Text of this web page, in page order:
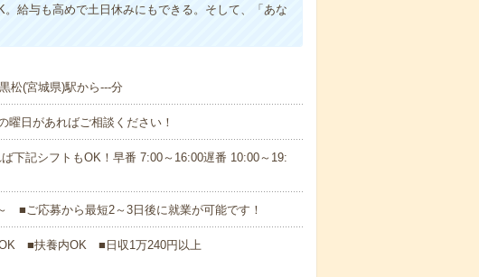
給与も高めで土日休みにもできる。そして、「あな
松(宮城県)駅から---分
日があればご相談ください！
下記シフトもOK！早番 7:00～16:00遅番 10:00～19:
■ご応募から最短2～3日後に就業が可能です！
■扶養内OK ■日収1万240円以上